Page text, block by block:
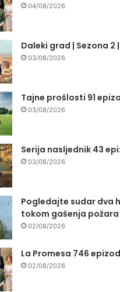
04/08/2026
Daleki grad | Sezona 2
03/08/2026
Tajne prošlosti 91
03/08/2026
Serija nasljednik 43
03/08/2026
Pogledajte sudar dva
tokom gašenja požara
02/08/2026
La Promesa 746
02/08/2026